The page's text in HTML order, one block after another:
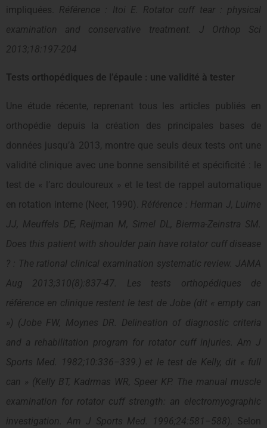
impliquées. Référence : Itoi E. Rotator cuff tear : physical
examination and conservative treatment. J Orthop Sci
2013;18:197-204
Tests orthopédiques de l’épaule : une validité à tester
Une étude récente, reprenant tous les articles publiés en
orthopédie depuis la création des principales bases de
données jusqu’à 2013, montre que seuls deux tests ont une
validité clinique avec une bonne sensibilité et spécificité : le
test de « l’arc douloureux » et le test de rappel automatique
en rotation interne (Neer, 1990). Référence : Herman J, Luime
JJ, Meuffels DE, Reijman M, Simel DL, Bierma-Zeinstra SM.
Does this patient with shoulder pain have rotator cuff disease
? : The rational clinical examination systematic review. JAMA
Aug 2013;310(8):837-47. Les tests orthopédiques de
référence en clinique restent le test de Jobe (dit « empty can
») (Jobe FW, Moynes DR. Delineation of diagnostic criteria
and a rehabilitation program for rotator cuff injuries. Am J
Sports Med. 1982;10:336–339.) et le test de Kelly, dit « full
can » (Kelly BT, Kadrmas WR, Speer KP. The manual muscle
examination for rotator cuff strength: an electromyographic
investigation. Am J Sports Med. 1996;24:581–588) . Selon